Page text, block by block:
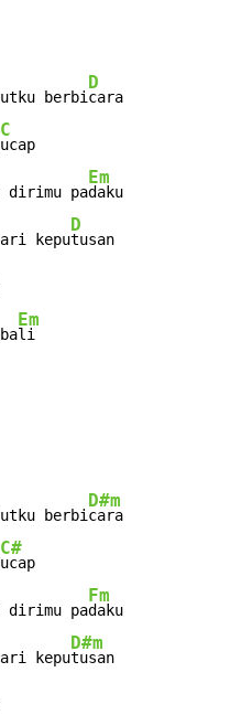
berbi
D
cara
C
ucap
dirimu pa
Em
daku
kepu
D
tusan
Em
li
berbi
D#m
cara
C#
ucap
dirimu pa
Fm
daku
kepu
D#m
tusan